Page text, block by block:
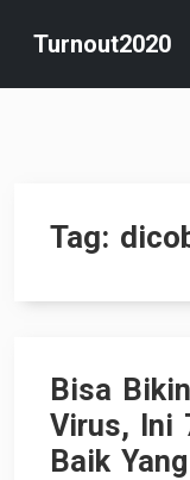
content
Turnout2020
Tag:
Bisa
Virus, Ini
Baik